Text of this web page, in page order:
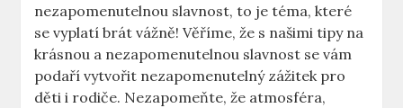
nezapomenutelnou slavnost, to je téma, které
se vyplatí brát vážně! Věříme, že s našimi tipy na
krásnou a nezapomenutelnou slavnost se vám
podaří vytvořit nezapomenutelný zážitek pro
děti i rodiče. Nezapomeňte, že atmosféra,